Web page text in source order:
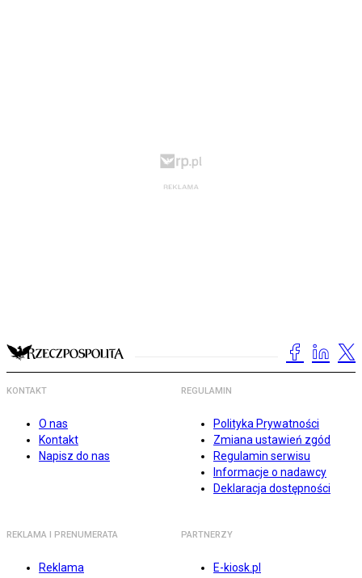
KONTAKT
O nas
Kontakt
Napisz do nas
REGULAMIN
Polityka Prywatności
Zmiana ustawień zgód
Regulamin serwisu
Informacje o nadawcy
Deklaracja dostępności
REKLAMA I PRENUMERATA
Reklama
PARTNERZY
E-kiosk.pl